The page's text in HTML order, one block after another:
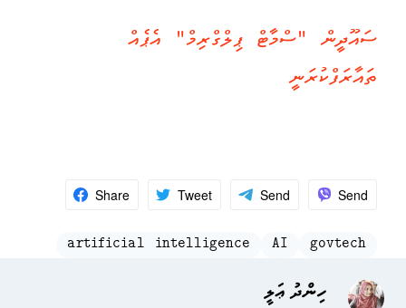
ސައޫދީން "ސްމާޓް ޕިލްގްރިމް" އެޕެއް
ތައާރަފްކުރަނީ
Share Tweet Send Send
artificial intelligence AI govtech
ހިންދު ޢަލީ